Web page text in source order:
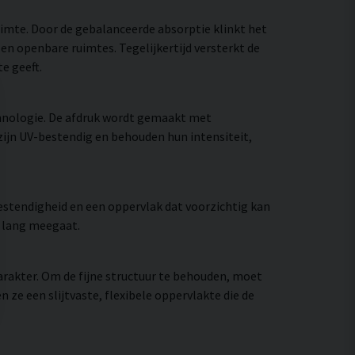
Door de gebalanceerde absorptie klinkt het
openbare ruimtes. Tegelijkertijd versterkt de
geeft.
De afdruk wordt gemaakt met
UV-bestendig en behouden hun intensiteit,
en een oppervlak dat voorzichtig kan
meegaat.
Om de fijne structuur te behouden, moet
ze een slijtvaste, flexibele oppervlakte die de